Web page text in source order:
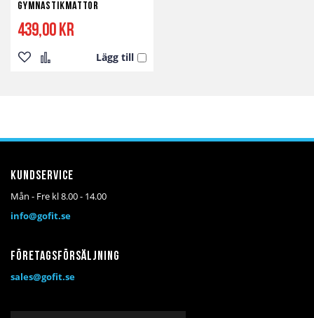
Gymnastikmattor
439,00 kr
Lägg till
Lägg Lägg
Kundservice
Mån - Fre kl 8.00 - 14.00
info@gofit.se
Företagsförsäljning
sales@gofit.se